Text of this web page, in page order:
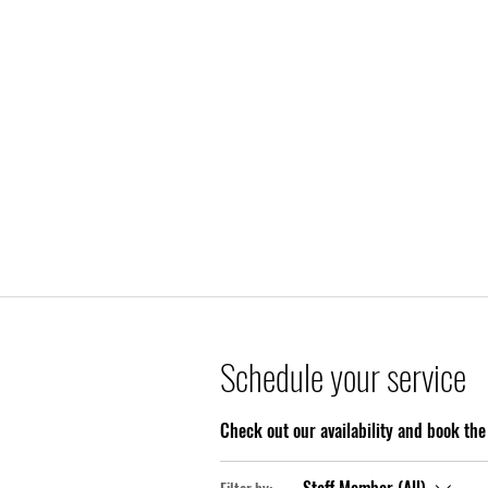
Schedule your service
Check out our availability and book